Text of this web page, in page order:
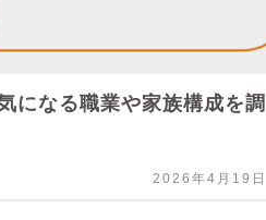
になる職業や家族構成を調
2026年4月19日